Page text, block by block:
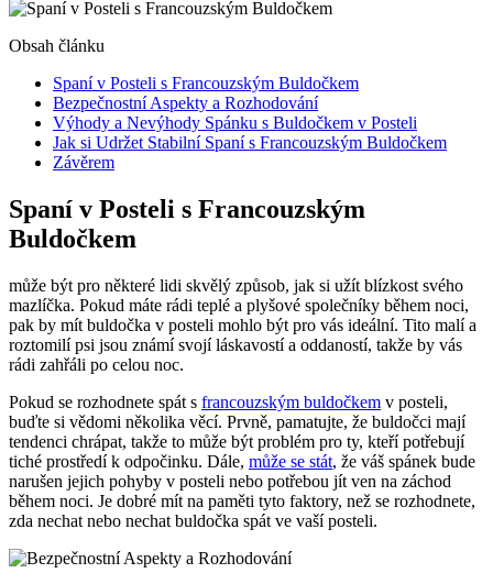
Obsah článku
Spaní v Posteli s Francouzským Buldočkem
Bezpečnostní ⁢Aspekty a⁤ Rozhodování
Výhody a Nevýhody Spánku s Buldočkem v Posteli
Jak si⁢ Udržet Stabilní Spaní⁤ s Francouzským Buldočkem
Závěrem
Spaní v Posteli s Francouzským
Buldočkem
⁢může být pro některé‌ lidi skvělý způsob, jak si‌ užít blízkost ⁢svého
mazlíčka. Pokud máte rádi teplé a plyšové společníky během noci,
pak by mít buldočka⁤ v posteli mohlo být ​pro⁢ vás ideální. Tito malí a
roztomilí psi jsou‌ známí svojí‌ láskavostí​ a oddaností, takže by‌ vás
rádi ⁢zahřáli po celou noc.
Pokud se rozhodnete spát ​s francouzským ⁢buldočkem v posteli,
buďte si vědomi‍ několika věcí. Prvně, pamatujte, že buldočci mají
tendenci chrápat, ‍takže to může⁢ být problém pro ty,‌ kteří potřebují
tiché⁤ prostředí k odpočinku. Dále, může se stát, ​že váš spánek bude
narušen​ jejich pohyby⁤ v posteli nebo potřebou jít ⁢ven na záchod
během noci. Je dobré mít na paměti‌ tyto⁣ faktory, než se⁤ rozhodnete,‌
zda ⁢nechat nebo nechat ⁤buldočka spát ve vaší posteli.